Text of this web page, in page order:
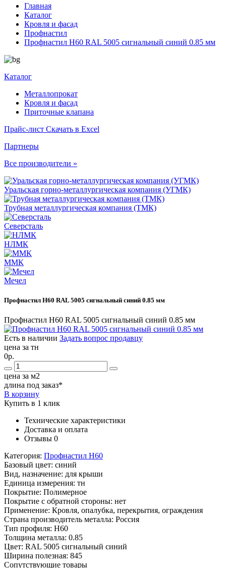
Главная
Каталог
Кровля и фасад
Профнастил
Профнастил Н60 RAL 5005 сигнальный синий 0.85 мм
Каталог
Металлопрокат
Кровля и фасад
Приточные клапана
Прайс-лист Скачать в Excel
Партнеры
Все производители »
Уральская горно-металлургическая компания (УГМК)
Трубная металлургическая компания (ТМК)
Северсталь
НЛМК
ММК
Мечел
Профнастил Н60 RAL 5005 сигнальный синий 0.85 мм
Профнастил Н60 RAL 5005 сигнальный синий 0.85 мм
Есть в наличии Задать вопрос продавцу
цена за тн
0р.
цена за м2
длина под заказ*
В корзину
Купить в 1 клик
Технические характеристики
Доставка и оплата
Отзывы 0
Категория: Профнастил Н60
Базовый цвет: синий
Вид, назначение: для крыши
Единица измерения: тн
Покрытие: Полимерное
Покрытие с обратной стороны: нет
Применение: Кровля, опалубка, перекрытия, ограждения
Страна производитель металла: Россия
Тип профиля: Н60
Толщина металла: 0.85
Цвет: RAL 5005 сигнальный синий
Ширина полезная: 845
Сопутствующие товары